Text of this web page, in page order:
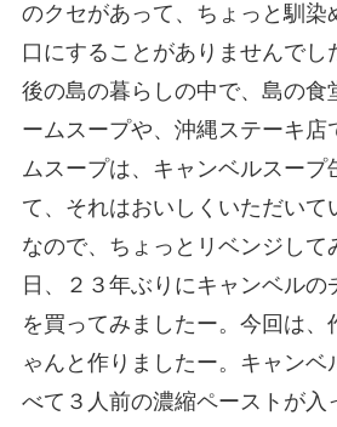
のクセがあって、ちょっと馴染
口にすることがありませんでし
後の島の暮らしの中で、島の食
ームスープや、沖縄ステーキ店
ムスープは、キャンベルスープ
て、それはおいしくいただいて
なので、ちょっとリベンジして
日、２３年ぶりにキャンベルの
を買ってみましたー。今回は、
ゃんと作りましたー。キャンベ
べて３人前の濃縮ペーストが入